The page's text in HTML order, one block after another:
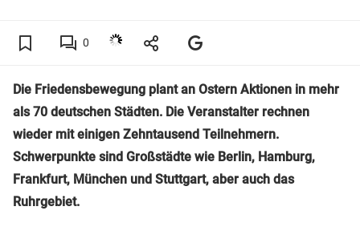
0
Die Friedensbewegung plant an Ostern Aktionen in mehr
als 70 deutschen Städten. Die Veranstalter rechnen
wieder mit einigen Zehntausend Teilnehmern.
Schwerpunkte sind Großstädte wie Berlin, Hamburg,
Frankfurt, München und Stuttgart, aber auch das
Ruhrgebiet.